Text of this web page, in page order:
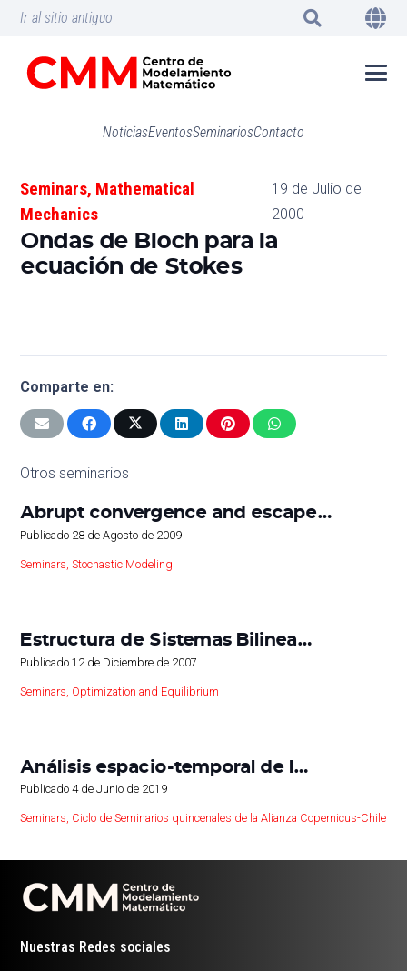
Ir al sitio antiguo
NoticiasEventosSeminariosContacto
Seminars, Mathematical
Mechanics
19 de Julio de
2000
Ondas de Bloch para la
ecuación de Stokes
Comparte en:
Otros seminarios
Abrupt convergence and escape…
Publicado 28 de Agosto de 2009
Seminars ,Stochastic Modeling
Estructura de Sistemas Bilinea…
Publicado12 de Diciembre de 2007
Seminars Optimization and Equilibrium
Análisis espacio-temporal de l…
Publicado4 de Junio de 2019
Seminars, Ciclo de Seminarios quincenales de la Alianza Copernicus-Chile
Nuestras Redes sociales